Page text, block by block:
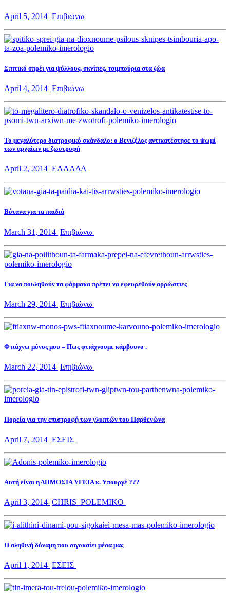
April 5, 2014 Επιβιώνω
Σπιτικό σπρέι για ψύλλους, σκνίπες, τσιμπούρια στα ζώα
April 4, 2014 Επιβιώνω
Το μεγαλύτερο διατροφικό σκάνδαλο: ο Βενιζέλος αντικατέστησε το ψωμί
των αρχαίων με ζωοτροφή
April 2, 2014 ΕΛΛΑΔΑ
Βότανα για τα παιδιά
March 31, 2014 Επιβιώνω
Για να πουληθούν τα φάρμακα πρέπει να εφευρεθούν αρρώστιες
March 29, 2014 Επιβιώνω
Φτιάχνω μόνος μου – Πως φτιάχνουμε κάρβουνο .
March 22, 2014 Επιβιώνω
Πορεία για την επιστροφή των γλυπτών του Παρθενώνα
April 7, 2014 ΕΣΕΙΣ
Αυτή είναι η ΔΗΜΟΣΙΑ ΥΓΕΙΑ κ. Υπουργέ ???
April 3, 2014 CHRIS_POLEMIKO
Η αληθινή δύναμη που σιγοκαίει μέσα μας
April 1, 2014 ΕΣΕΙΣ